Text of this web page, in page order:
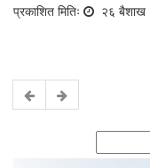
प्रकाशित मितिः २६ बैशाख
for: